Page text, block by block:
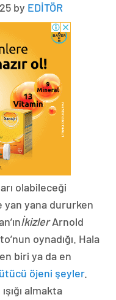
by EDİTÖR
olabileceği
yan yana dururken
İkizlerArnold
oynadığı. Hala
biri ya da en
öjeni şeyler.
almakta